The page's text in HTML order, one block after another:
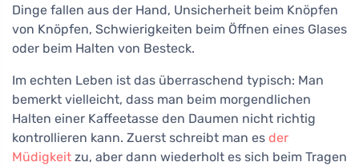
Dinge fallen aus der Hand, Unsicherheit beim Knöpfen
von Knöpfen, Schwierigkeiten beim Öffnen eines Glases
oder beim Halten von Besteck.
Im echten Leben ist das überraschend typisch: Man
bemerkt vielleicht, dass man beim morgendlichen
Halten einer Kaffeetasse den Daumen nicht richtig
kontrollieren kann. Zuerst schreibt man es der
Müdigkeit zu, aber dann wiederholt es sich beim Tragen